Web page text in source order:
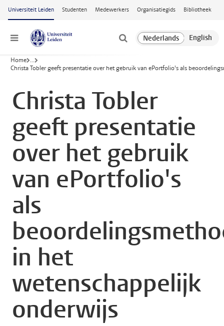
Ga naar hoofdinhoud
Universiteit Leiden Studenten Medewerkers Organisatiegids Bibliotheek
Menu
Home ...
Christa Tobler geeft presentatie over het gebruik van ePortfolio's als
Christa Tobler
geeft presentatie
over het gebruik
van ePortfolio's
als
in het
wetenschappelijk
onderwijs